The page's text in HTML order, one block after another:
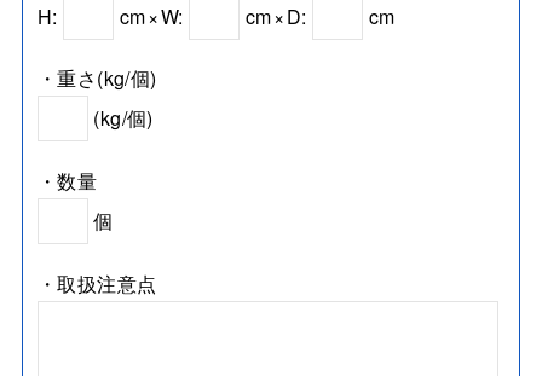
H:
cm×W: cm×D: cm
・重さ(kg/個)
(kg/個)
・数量
個
・取扱注意点